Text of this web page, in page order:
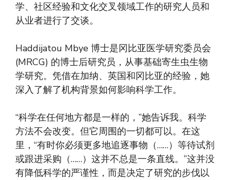
学、社区经验和文化交叉领域工作的研究人员和
从业者进行了交谈。
Haddijatou Mbye 博士是冈比亚医学研究委员会
(MRCG) 的博士后研究员，从事基础寄生虫生物
学研究。凭借在加纳、英国和冈比亚的经验，她
深入了解了机构背景如何影响科学工作。
“科学在任何地方都是一样的，”她告诉我。科学
方法不会改变。但它周围的一切都可以。在这
里，“有时你必须更多地追逐事物（……）等待试剂
或跟进采购（……）这并不总是一条直线。”这并没
有降低科学的严谨性，而是决定了研究的步伐以